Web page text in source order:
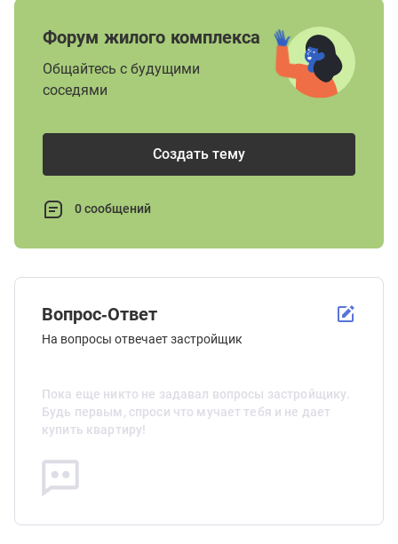
Форум жилого комплекса
Общайтесь с будущими
соседями
Создать тему
0 сообщений
Вопрос-Ответ
На вопросы отвечает застройщик
Пока еще никто не задавал вопросы застройщику.
Будь первым, спроси что мучает тебя и не дает
купить квартиру!